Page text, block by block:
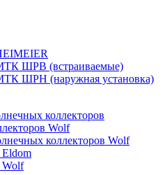
ШРВ (встраиваемые)
ШРН (наружная установка)
коллекторов
Wolf
коллекторов Wolf
Wolf